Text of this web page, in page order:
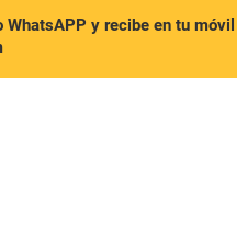
y recibe en tu móvil